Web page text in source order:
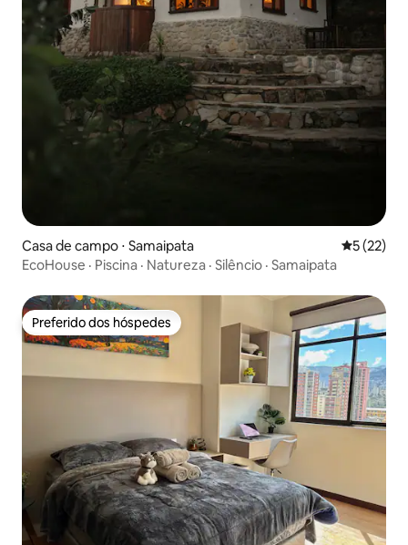
Casa de campo ⋅ Samaipata 5 de uma
5 (22)
EcoHouse · Piscina · Natureza · Silêncio · Samaipata
Preferido dos hóspedes
Preferido dos hóspedes